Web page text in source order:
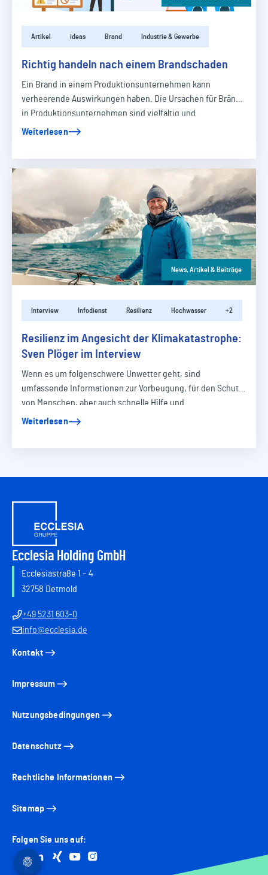
Artikel ideas Brand Industrie & Gewerbe
Richtig handeln nach einem Brandschaden
Ein Brand in einem Produktionsunternehmen kann
verheerende Auswirkungen haben. Die Ursachen für Brände
in Produktionsunternehmen sind vielfältig und…
Weiterlesen
News, Artikel & Beiträge
Interview Infodienst Resilienz Hochwasser +2
Resilienz im Angesicht der Klimakatastrophe:
Sven Plöger im Interview
Wenn es um folgenschwere Unwetter geht, sind
umfassende Informationen zur Vorbeugung, für den Schutz
von Menschen, aber auch schnelle Hilfe und…
Weiterlesen
Ecclesia Holding GmbH
Ecclesiastraße 1 – 4
32758 Detmold
+49 5231 603-0
info@ecclesia.de
Kontakt
Impressum
Nutzungsbedingungen
Datenschutz
Rechtliche Informationen
Sitemap
Folgen Sie uns auf:
Go to facebook
Go to linkedin
Go to xing
Go to youtube
Go to instagram